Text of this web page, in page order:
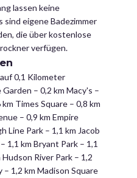
lassen keine
sind eigene Badezimmer
die über kostenlose
verfügen.
0,1 Kilometer
– 0,2 km Macy's –
Times Square – 0,8 km
– 0,9 km Empire
Line Park – 1,1 km Jacob
1,1 km Bryant Park – 1,1
River Park – 1,2
– 1,2 km Madison Square